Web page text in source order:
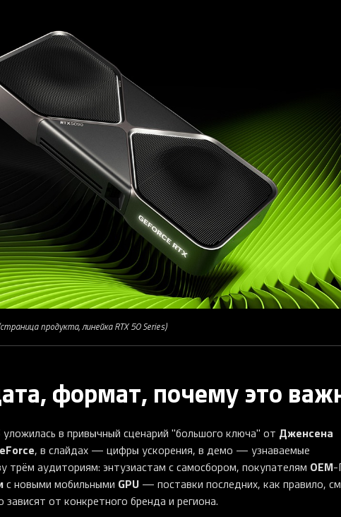
продукта, линейка RTX 50 Series)
формат, почему это
уложилась в привычный сценарий "большого ключа" от Дженсена
, в слайдах — цифры ускорения, в демо — узнаваемые
трём аудиториям: энтузиастам с самосбором, покупателям OEM-
с новыми мобильными GPU — поставки последних, как правило,
от конкретного бренда и региона.